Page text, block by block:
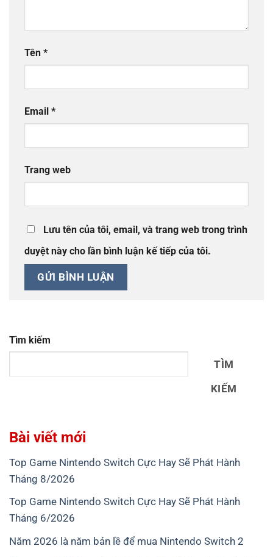
Tên *
Email *
Trang web
Lưu tên của tôi, email, và trang web trong trình
duyệt này cho lần bình luận kế tiếp của tôi.
Tìm kiếm
TÌM
KIẾM
Bài viết mới
Top Game Nintendo Switch Cực Hay Sẽ Phát Hành
Tháng 8/2026
Top Game Nintendo Switch Cực Hay Sẽ Phát Hành
Tháng 6/2026
Năm 2026 là năm bản lề để mua Nintendo Switch 2